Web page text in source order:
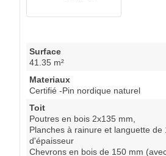
Surface
41.35 m²
Materiaux
Certifié -Pin nordique naturel
Toit
Poutres en bois 2x135 mm,
Planches à rainure et languette de
d'épaisseur
Chevrons en bois de 150 mm